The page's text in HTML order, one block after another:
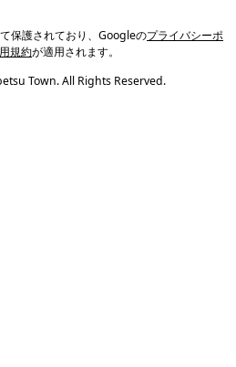
保護されており、Googleのプライバシーポ
規約が適用されます。
Town. All Rights Reserved.